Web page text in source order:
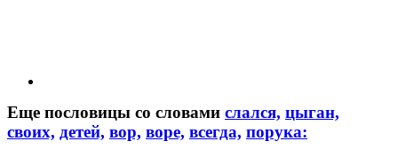
Еще пословицы со словами слался, цыган,
своих, детей, вор, воре, всегда, порука: